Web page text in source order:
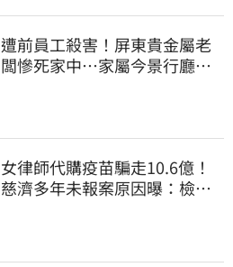
遭前員工殺害！屏東貴金屬老
闆慘死家中…家屬今景行廳低
女律師代購疫苗騙走10.6億！
慈濟多年未報案原因曝：檢警